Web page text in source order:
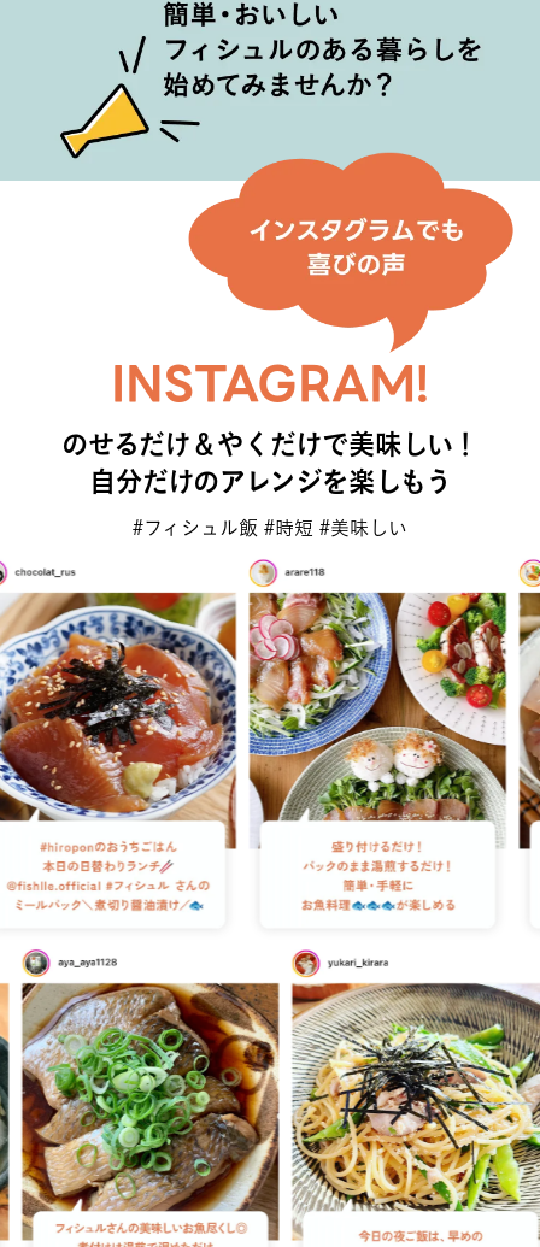
INSTAGRAM!
のせるだけ＆やくだけで美味しい！
自分だけのアレンジを楽しもう
#フィシュル飯 #時短 #美味しい